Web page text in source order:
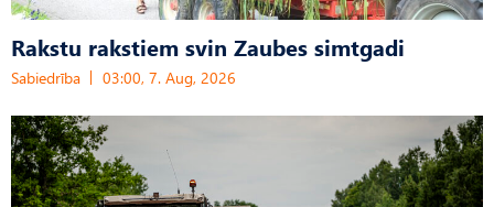
Rakstu rakstiem svin Zaubes simtgadi
Sabiedrība 03:00, 7. Aug, 2026